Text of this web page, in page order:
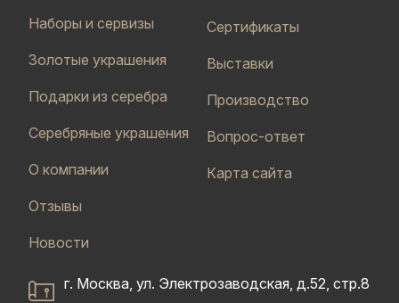
Наборы и сервизы
Золотые украшения
Подарки из серебра
Серебряные украшения
О компании
Отзывы
Новости
Сертификаты
Выставки
Производство
Вопрос-ответ
Карта сайта
г. Москва, ул. Электрозаводская, д.52, стр.8